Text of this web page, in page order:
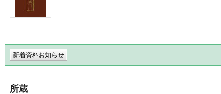
新着資料お知らせ
所蔵